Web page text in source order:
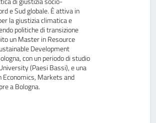
e Sud globale. È attiva in
la giustizia climatica e
politiche di transizione
un Master in Resource
Development
con un periodo di studio
(Paesi Bassi), e una
Economics, Markets and
a Bologna.